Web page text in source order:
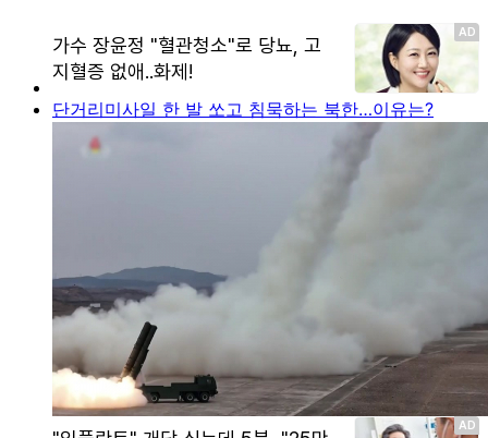
단거리미사일 한 발 쏘고 침묵하는 북한…이유는?